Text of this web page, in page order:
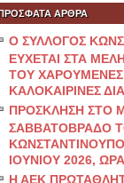
ΆΡΘΡΑ
Ο ΣΥΛΛΟΓΟΣ
ΕΥΧΕΤΑΙ ΣΤΑ
ΤΟΥ ΧΑΡΟΥΜΕΝΕΣ
ΚΑΛΟΚΑΙΡΙΝΕΣ
ΠΡΟΣΚΛΗΣΗ ΣΤΟ
ΣΑΒΒΑΤΟΒΡΑΔΟ
ΙΟΥΝΙΟΥ 2026,
Η ΑΕΚ